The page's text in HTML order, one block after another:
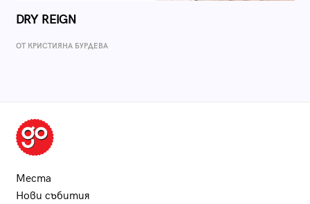
DRY REIGN
ОТ КРИСТИЯНА БУРДЕВА
Места
Нови събития